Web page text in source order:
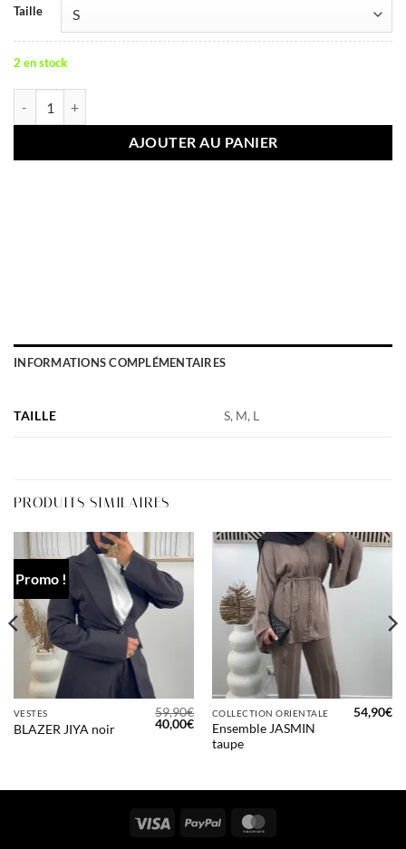
était :
39,90€.
est :
31,90€.
Taille
2 en stock
AJOUTER AU PANIER
INFORMATIONS COMPLÉMENTAIRES
TAILLE S, M, L
PRODUITS SIMILAIRES
Promo !
VESTES
BLAZER JIYA noir
59,90€
Le
prix
40,00€Le
prix
actuel
COLLECTION ORIENTALE
Ensemble JASMIN
taupe
54,90€
Visa PayPal